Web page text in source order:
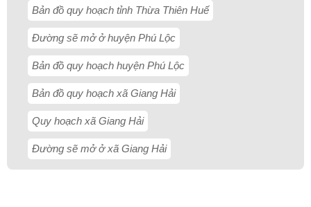
Bản đồ quy hoạch tỉnh Thừa Thiên Huế
Đường sẽ mở ở huyện Phú Lộc
Bản đồ quy hoạch huyện Phú Lộc
Bản đồ quy hoạch xã Giang Hải
Quy hoạch xã Giang Hải
Đường sẽ mở ở xã Giang Hải